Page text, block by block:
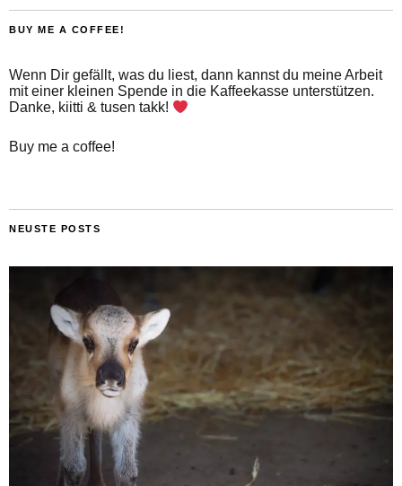
BUY ME A COFFEE!
Wenn Dir gefällt, was du liest, dann kannst du meine Arbeit
mit einer kleinen Spende in die Kaffeekasse unterstützen.
Danke, kiitti & tusen takk!
Buy me a coffee!
NEUSTE POSTS